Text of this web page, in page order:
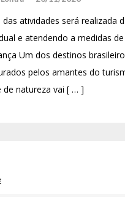
atividades será realizada
e atendendo a medidas de
Um dos destinos
pelos amantes do
de natureza vai [ … ]